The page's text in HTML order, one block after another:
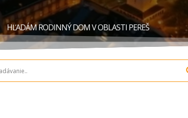
HĽADÁM RODINNÝ DOM V OBLASTI PEREŠ